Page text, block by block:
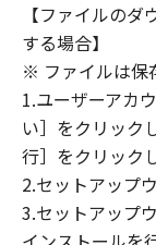
７．保証の
(1) 「本ソフ
状態で使
のライセン
の関連会社
のいずれも
品性および
め、いかな
【ファイルの
する場合】
※ ファイルは保
1.ユーザーアカ
い］をクリック
行］をクリック
2.セットアップ
3.セットアップ